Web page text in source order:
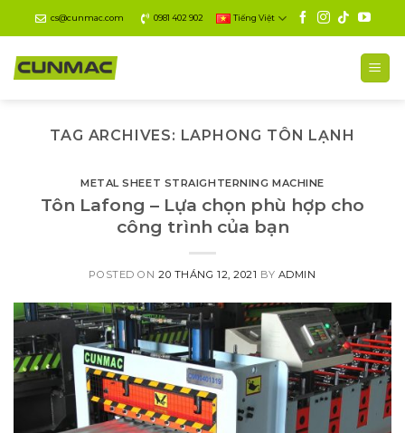
to
content
cs@cunmac.com 0981 402 902 Tiếng Việt
TAG ARCHIVES: LAPHONG TÔN LẠNH
METAL SHEET STRAIGHTERNING MACHINE
Tôn Lafong – Lựa chọn phù hợp cho
công trình của bạn
POSTED ON 20 THÁNG 12, 2021 BY ADMIN